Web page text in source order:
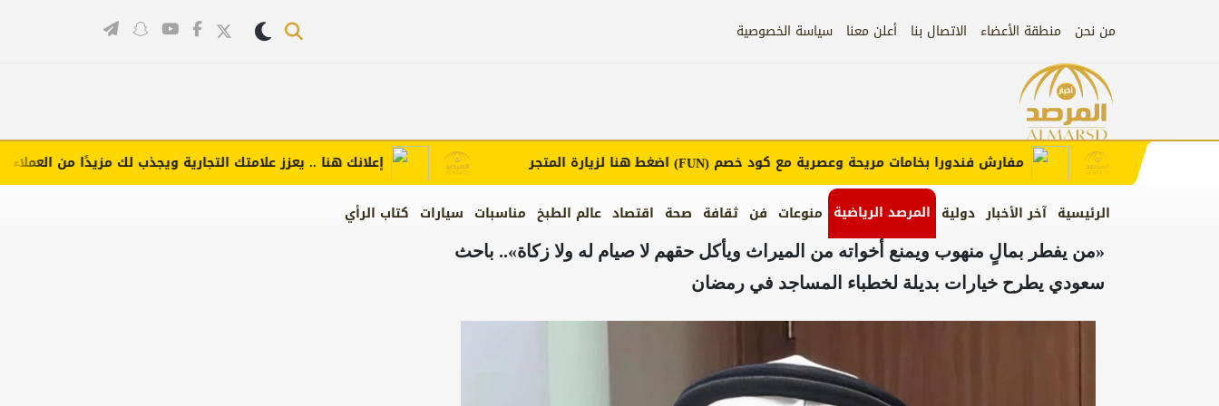
من نحن منطقة الأعضاء الاتصال بنا أعلن معنا سياسة الخصوصية
الرئيسية آخر الأخبار دولية المرصد الرياضية منوعات فن ثقافة صحة اقتصاد عالم الطبخ مناسبات سيارات كتاب الرأي
إعلانك هنا .. يعزز علامتك التجارية ويجذب لك مزيدًا من العملاء مفارش فندورا بخامات مريحة وعصرية مع كود خصم (FUN)اضغط هنا لزيارة المتجر
«من يفطر بمالٍ منهوب ويمنع أخواته من الميراث ويأكل حقهم لا صيام له ولا زكاة».. باحث
سعودي يطرح خيارات بديلة لخطباء المساجد في رمضان